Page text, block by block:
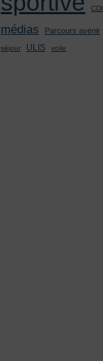
CDI
médias Parcours avenir
séjour ULIS voile